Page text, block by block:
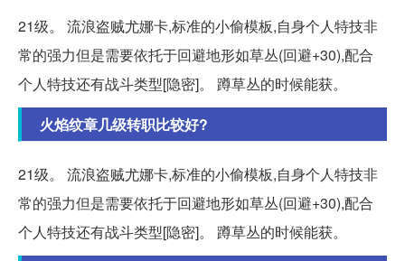
21级。 流浪盗贼尤娜卡,标准的小偷模板,自身个人特技非
常的强力但是需要依托于回避地形如草丛(回避+30),配合
个人特技还有战斗类型[隐密]。 蹲草丛的时候能获。
火焰纹章几级转职比较好?
21级。 流浪盗贼尤娜卡,标准的小偷模板,自身个人特技非
常的强力但是需要依托于回避地形如草丛(回避+30),配合
个人特技还有战斗类型[隐密]。 蹲草丛的时候能获。